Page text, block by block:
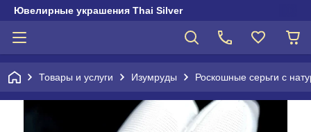
Ювелирные украшения Thai Silver
Товары и услуги Изумруды Роскошные серьги с